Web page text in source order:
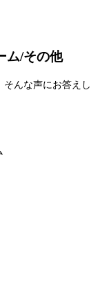
ム/その他
んな声にお答えし